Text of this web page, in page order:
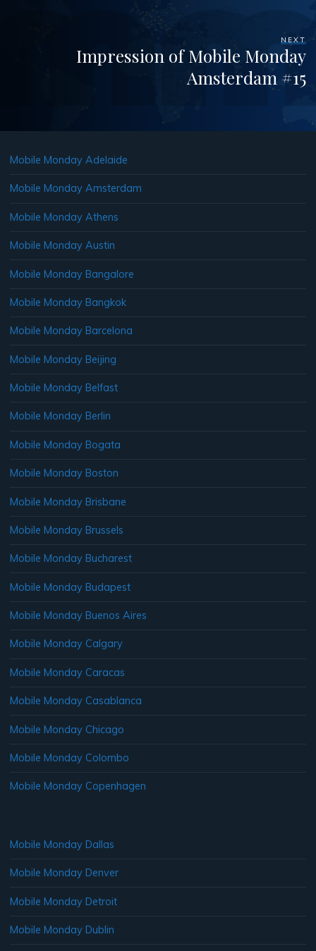
NEXT
Impression of Mobile Monday
Amsterdam #15
Mobile Monday Adelaide
Mobile Monday Amsterdam
Mobile Monday Athens
Mobile Monday Austin
Mobile Monday Bangalore
Mobile Monday Bangkok
Mobile Monday Barcelona
Mobile Monday Beijing
Mobile Monday Belfast
Mobile Monday Berlin
Mobile Monday Bogata
Mobile Monday Boston
Mobile Monday Brisbane
Mobile Monday Brussels
Mobile Monday Bucharest
Mobile Monday Budapest
Mobile Monday Buenos Aires
Mobile Monday Calgary
Mobile Monday Caracas
Mobile Monday Casablanca
Mobile Monday Chicago
Mobile Monday Colombo
Mobile Monday Copenhagen
Mobile Monday Dallas
Mobile Monday Denver
Mobile Monday Detroit
Mobile Monday Dublin